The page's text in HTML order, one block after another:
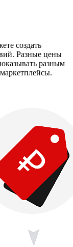
создать
Разные цены
разным